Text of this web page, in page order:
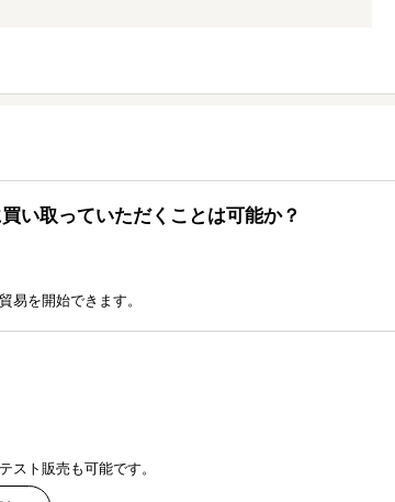
い取っていただくことは可能か？
易を開始できます。
スト販売も可能です。